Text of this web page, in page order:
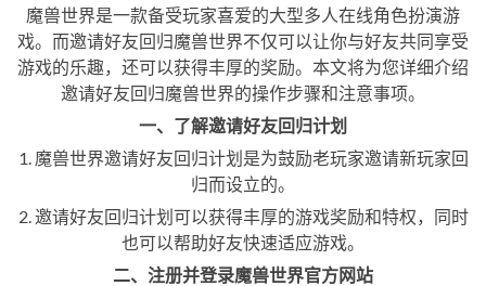
魔兽世界是一款备受玩家喜爱的大型多人在线角色扮演游
戏。而邀请好友回归魔兽世界不仅可以让你与好友共同享受
游戏的乐趣，还可以获得丰厚的奖励。本文将为您详细介绍
邀请好友回归魔兽世界的操作步骤和注意事项。
一、了解邀请好友回归计划
1. 魔兽世界邀请好友回归计划是为鼓励老玩家邀请新玩家回
归而设立的。
2. 邀请好友回归计划可以获得丰厚的游戏奖励和特权，同时
也可以帮助好友快速适应游戏。
二、注册并登录魔兽世界官方网站